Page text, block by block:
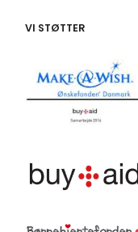
VI STØTTER